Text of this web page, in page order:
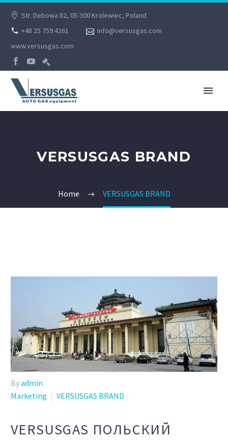
Str. Debowa 82, 05-300 Krolewiec, Poland
+48 25 759 4261
info@versusgas.com
www.versusgas.com
VERSUSGAS BRAND
Home VERSUSGAS BRAND
Byadmin
Marketing
VERSUSGAS BRAND
VERSUSGAS ПОЛЬСКИЙ